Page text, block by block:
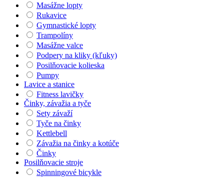
Masážne lopty
Rukavice
Gymnastické lopty
Trampolíny
Masážne valce
Podpery na kliky (kľuky)
Posilňovacie kolieska
Pumpy
Lavice a stanice
Fitness lavičky
Činky, závažia a tyče
Sety závaží
Tyče na činky
Kettlebell
Závažia na činky a kotúče
Činky
Posilňovacie stroje
Spinningové bicykle